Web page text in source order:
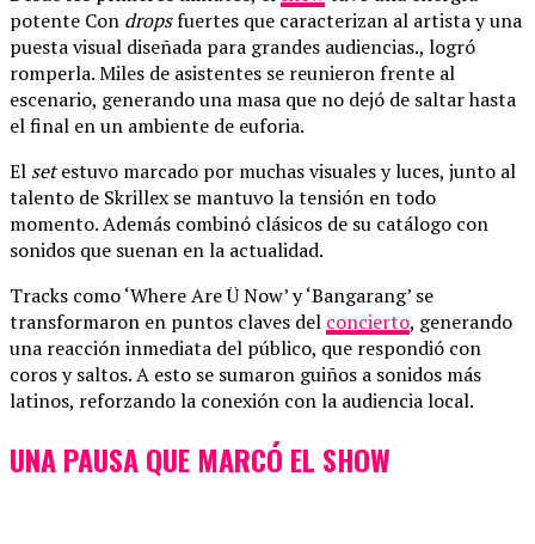
potente Con dropsfuertes que caracterizan al artista y una
puesta visual diseñada para grandes audiencias., logró
romperla. Miles de asistentes se reunieron frente al
escenario, generando una masa que no dejó de saltar hasta
el final en un ambiente de euforia.
El setestuvo marcado por muchas visuales y luces, junto al
talento de Skrillex se mantuvo la tensión en todo
momento. Además combinó clásicos de su catálogo con
sonidos que suenan en la actualidad.
Tracks como ‘Where Are Ü Now’ y ‘Bangarang’ se
transformaron en puntos claves del concierto, generando
una reacción inmediata del público, que respondió con
coros y saltos. A esto se sumaron guiños a sonidos más
latinos, reforzando la conexión con la audiencia local.
UNA PAUSA QUE MARCÓ EL SHOW